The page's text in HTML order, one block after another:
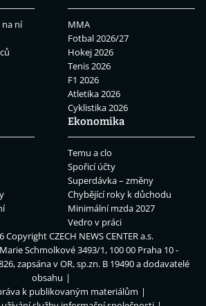
ní
MMA
Fotbal 2026/27
Hokej 2026
Tenis 2026
F1 2026
Atletika 2026
Cyklistika 2026
Ekonomika
Temu a clo
Spořicí účty
Superdávka – změny
Chybějící roky k důchodu
Minimální mzda 2027
Vedro v práci
CopyrightCZECH NEWS CENTER a.s.
Schmolkové 3493/1, 100 00 Praha 10 -
zapsána v OR, sp.zn. B 19490 a dodavatelé
obsahu
k publikovaným materiálům